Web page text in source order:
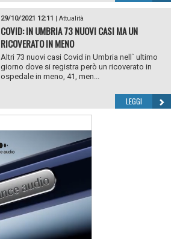
29/10/2021 12:11 | Attualità
COVID: IN UMBRIA 73 NUOVI CASI MA UN
RICOVERATO IN MENO
Altri 73 nuovi casi Covid in Umbria nell` ultimo
giorno dove si registra però un ricoverato in
ospedale in meno, 41, men...
LEGGI